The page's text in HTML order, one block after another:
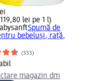
lei pe 1 l)
Spumă de
bebeluși, rață,
(333)
magazin dm